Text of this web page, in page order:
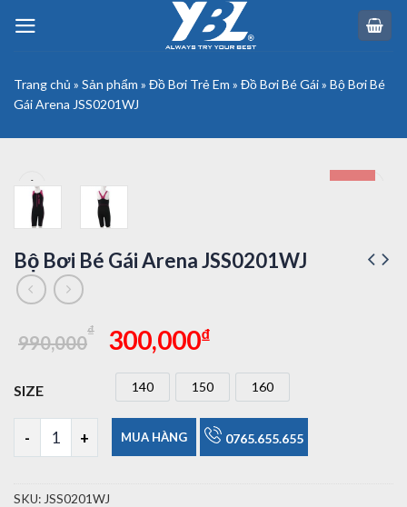
Trang chủ » Sản phẩm » Đồ Bơi Trẻ Em » Đồ Bơi Bé Gái» Bộ Bơi Bé
Gái Arena JSS0201WJ
SALE
Bộ Bơi Bé Gái Arena JSS0201WJ
990,000
₫
Giá
gốc
là:
990,000₫.
300,000₫
tại
là:
300,000₫.
SIZE 140
140 150
150 160
160
Bộ Bơi Bé Gái Arena JSS0201WJ số lượng
MUA HÀNG 0765.655.655
SKU: JSS0201WJ